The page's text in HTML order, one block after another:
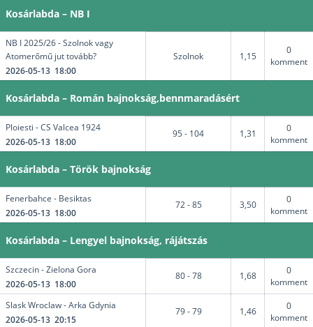
Kosárlabda – NB I
NB I 2025/26 - Szolnok vagy
Atomerőmű jut tovább?
2026-05-13 18:00
Szolnok 1,15
0
komment
Kosárlabda – Román bajnokság,bennmaradásért
Ploiesti - CS Valcea 1924
2026-05-13 18:00
95 - 104 1,31
0
komment
Kosárlabda – Török bajnokság
Fenerbahce - Besiktas
2026-05-13 18:00
72 - 85 3,50
0
komment
Kosárlabda – Lengyel bajnokság, rájátszás
Szczecin - Zielona Gora
2026-05-13 18:00
80 - 78 1,68
0
komment
Slask Wroclaw - Arka Gdynia
2026-05-13 20:15
79 - 79 1,46
0
komment